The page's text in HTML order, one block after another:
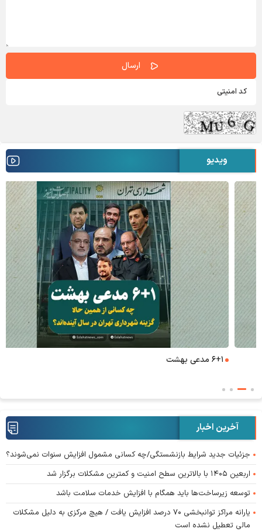
ویدیو
آخرین اخبار
جزئیات جدید شرایط بازنشستگی/چه کسانی مشمول افزایش سنوات نمی‌شوند؟
اربعین ۱۴۰۵ با بالاترین سطح امنیت و کمترین مشکلات برگزار شد
توسعه زیرساخت‌ها باید همگام با افزایش خدمات سلامت باشد
یارانه مراکز توانبخشی ۷۰ درصد افزایش یافت / هیچ مرکزی به دلیل مشکلات
مالی تعطیل نشده است